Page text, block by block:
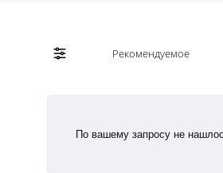
По вашему запросу не